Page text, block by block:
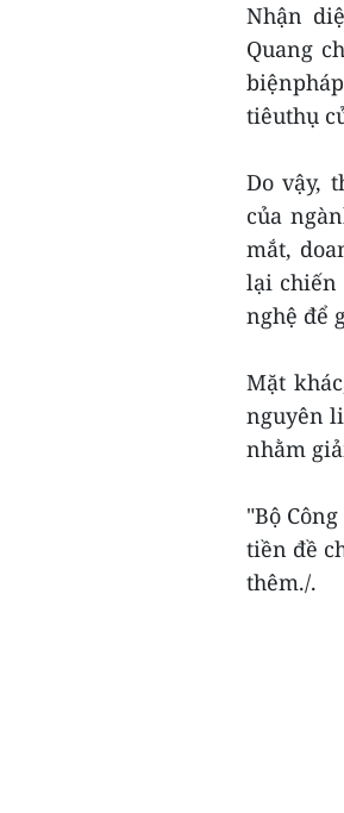
Nhận
Quang
tiêuthụ
Do vậy,
của
mắt,
lại chiến
nghệ để
Mặt
nguyên
nhằm
"Bộ
tiền đề
thêm./.